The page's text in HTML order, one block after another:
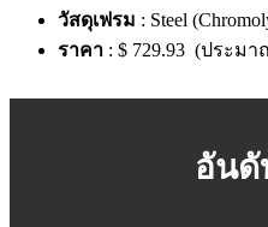
วัสดุเฟรม : Steel
ราคา : $ 729.93 (ประมา
อันดั